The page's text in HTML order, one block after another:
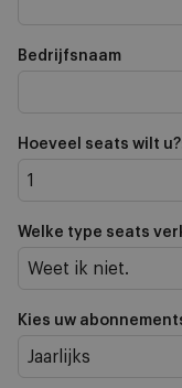
Bedrijfsnaam
Hoeveel seats wilt
Welke type seats
Kies uw